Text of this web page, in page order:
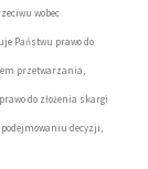
wobec
Państwu prawo do
przetwarzania,
do złożenia skargi
decyzji,